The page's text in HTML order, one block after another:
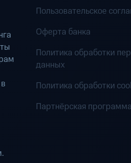
Пользовательское
Оферта банка
Политика обработки
данных
Политика обработки
Партнёрская программа